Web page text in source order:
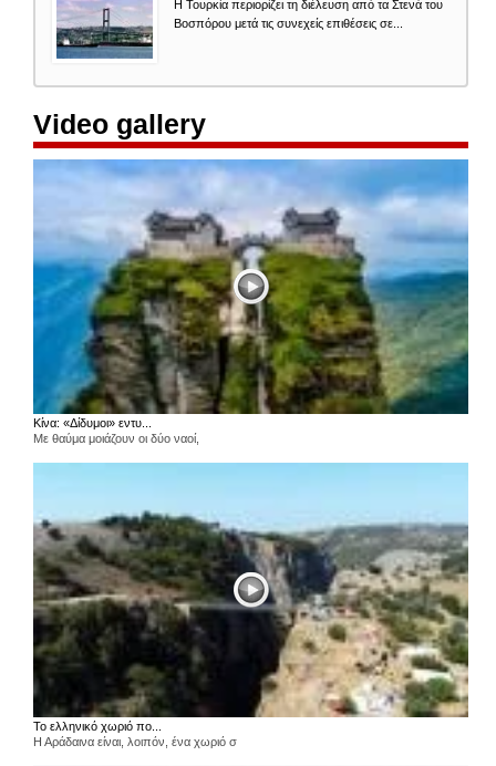
Η Τουρκία περιορίζει τη διέλευση από τα Στενά του
Βοσπόρου μετά τις συνεχείς επιθέσεις σε...
Video gallery
Κίνα: «Δίδυμοι» εντυ...
Με θαύμα μοιάζουν οι δύο ναοί,
Το ελληνικό χωριό πο...
Η Αράδαινα είναι, λοιπόν, ένα χωριό σ